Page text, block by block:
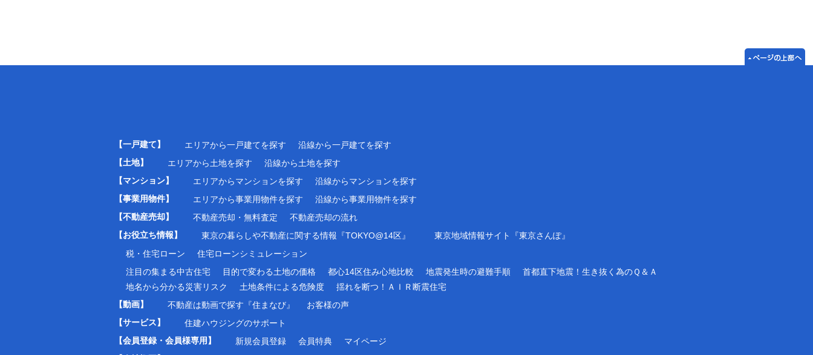
【一戸建て】 エリアから一戸建てを探す
沿線から一戸建てを探す
【土地】
エリアから土地を探す
沿線から土地を探す
【マンション】
エリアからマンションを探す
沿線からマンションを探す
【事業用物件】
エリアから事業用物件を探す
沿線から事業用物件を探す
【不動産売却】
不動産売却・無料査定
不動産売却の流れ
【お役立ち情報】
東京の暮らしや不動産に関する情報『TOKYO@14区』
東京地域情報サイト『東京さんぽ』
税・住宅ローン
住宅ローンシミュレーション
注目の集まる中古住宅
目的で変わる土地の価格 都心14区住み心地比較 地震発生時の避難手順
首都直下地震！生き抜く為のＱ＆Ａ
地名から分かる災害リスク
土地条件による危険度
揺れを断つ！ＡＩＲ断震住宅
【動画】
不動産は動画で探す『住まなび』
お客様の声
【サービス】
住建ハウジングのサポート
【会員登録・会員様専用】
新規会員登録 会員特典
マイページ